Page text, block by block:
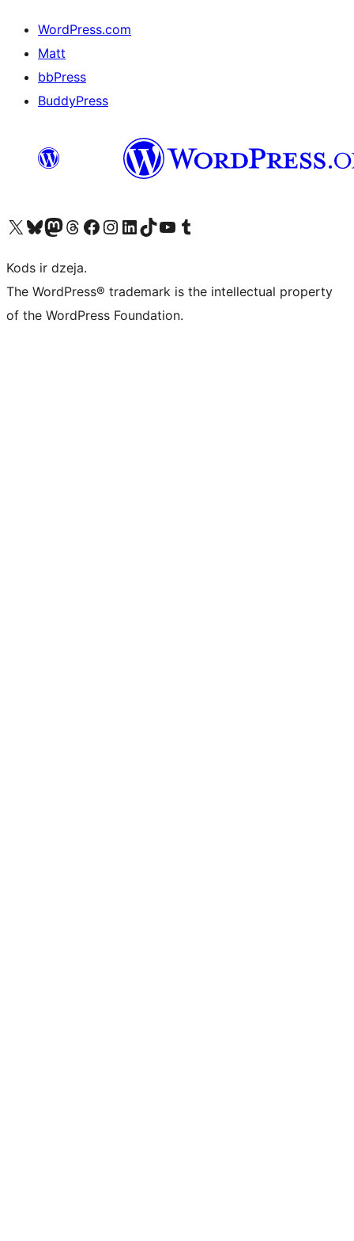
WordPress.com
Matt
bbPress
BuddyPress
Apmeklējiet mūsu X (agrāk Twitter) kontu
Apmeklējiet mūsu Bluesky kontu
Apmeklējiet mūsu Mastodon kontu
Apmeklējiet mūsu Threads kontu
Apmeklējiet mūsu Facebook lapuApmeklējiet mūsu Instagram kontu
Apmeklējiet mūsu LinkedIn kontu
Apmeklējiet mūsu TikTok kontu
Apmeklējiet mūsu YouTube kanālu
Apmeklējiet mūsu Tumblr kontu
Kods ir dzeja.
The WordPress® trademark is the intellectual property
of the WordPress Foundation.